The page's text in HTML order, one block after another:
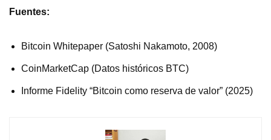
Fuentes:
Bitcoin Whitepaper (Satoshi Nakamoto, 2008)
CoinMarketCap (Datos históricos BTC)
Informe Fidelity “Bitcoin como reserva de valor” (2025)